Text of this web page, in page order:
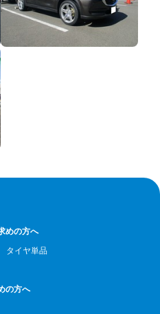
めの方へ
タイヤ単品
の方へ